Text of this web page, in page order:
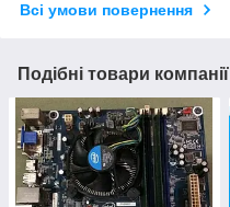
Всі умови повернення
Подібні товари компанії